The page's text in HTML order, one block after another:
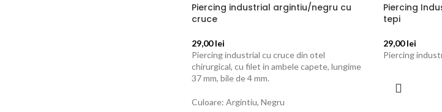
Piercing industrial argintiu/negru cu
cruce
29,00lei
Piercing industrial cu cruce din otel
chirurgical, cu filet in ambele capete, lungime
37 mm, bile de 4 mm.
Culoare: Argintiu, Negru
Piercing
tepi
29,00lei
Piercing